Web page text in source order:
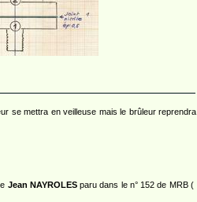
se mettra en veilleuse mais le brûleur reprendra
Jean NAYROLESparu dans le n° 152 de MRB (